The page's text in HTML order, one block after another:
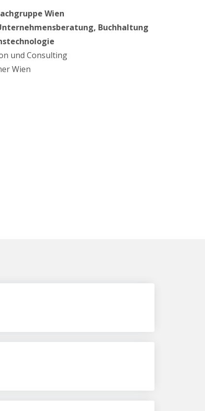
Wien
Buchhaltung
und Consulting
Wien